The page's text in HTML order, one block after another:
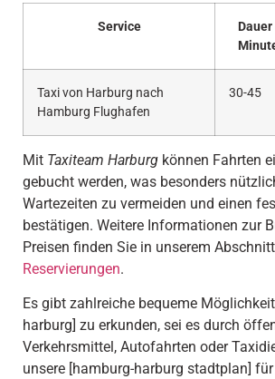
Service
Dauer
Taxi von Harburg nach
Hamburg Flughafen
30-45
Mit Taxiteam Harburg können Fahrten
gebucht werden, was besonders
Wartezeiten zu vermeiden und einen
bestätigen. Weitere Informationen zur
Preisen finden Sie in unserem
Reservierungen.
Es gibt zahlreiche bequeme
harburg] zu erkunden, sei es durch
Verkehrsmittel, Autofahrten oder
unsere [hamburg-harburg stadtplan]